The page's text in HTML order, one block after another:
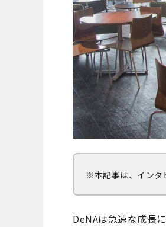
※本記事は、インタ
DeNAは急速な成長